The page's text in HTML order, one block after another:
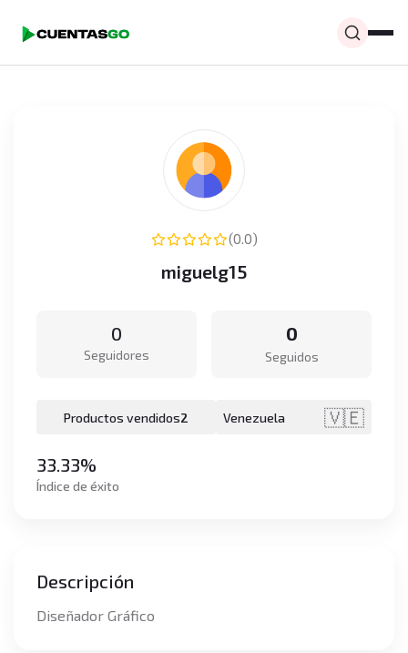
(0.0)
miguelg15
0
Seguidores
0
Seguidos
Productos vendidos2 Venezuela 🇻🇪
33.33%
Índice de éxito
Descripción
Diseñador Gráfico